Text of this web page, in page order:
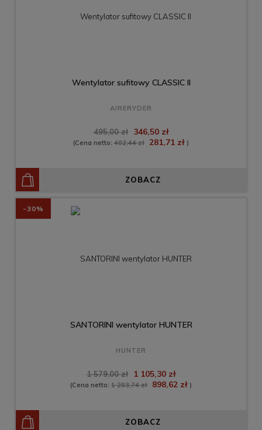
Wentylator sufitowy CLASSIC II
AIRERYDER
495,00 zł 346,50 zł
(Cena netto: 402,44 zł 281,71 zł )
ZOBACZ
SANTORINI wentylator HUNTER
HUNTER
1 579,00 zł 1 105,30 zł
(Cena netto: 1 283,74 zł 898,62 zł )
ZOBACZ
-30%